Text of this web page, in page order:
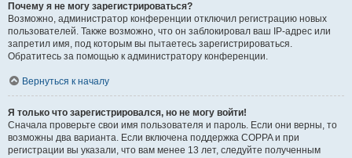
Почему я не могу зарегистрироваться?
Возможно, администратор конференции отключил регистрацию новых
пользователей. Также возможно, что он заблокировал ваш IP-адрес или
запретил имя, под которым вы пытаетесь зарегистрироваться.
Обратитесь за помощью к администратору конференции.
Вернуться к началу
Я только что зарегистрировался, но не могу войти!
Сначала проверьте свои имя пользователя и пароль. Если они верны, то
возможны два варианта. Если включена поддержка COPPA и при
регистрации вы указали, что вам менее 13 лет, следуйте полученным